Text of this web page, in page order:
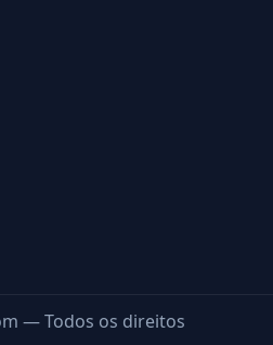
— Todos os direitos